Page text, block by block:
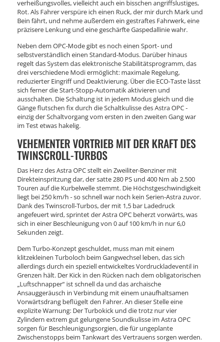
verheißungsvolles, vielleicht auch ein bisschen angriffslustiges,
Rot. Als Fahrer verspüre ich einen Ruck, der mir durch Mark und
Bein fährt, und nehme außerdem ein gestraftes Fahrwerk, eine
präzisere Lenkung und eine geschärfte Gaspedallinie wahr.
Neben dem OPC-Mode gibt es noch einen Sport- und
selbstverständlich einen Standard-Modus. Darüber hinaus
regelt das System das elektronische Stabilitätsprogramm, das
drei verschiedene Modi ermöglicht: maximale Regelung,
reduzierter Eingriff und Deaktivierung. Über die ECO-Taste lässt
sich ferner die Start-Stopp-Automatik aktivieren und
ausschalten. Die Schaltung ist in jedem Modus gleich und die
Gänge flutschen fix durch die Schaltkulisse des Astra OPC -
einzig der Schaltvorgang vom ersten in den zweiten Gang war
im Test etwas hakelig.
VEHEMENTER VORTRIEB MIT DER KRAFT DES
TWINSCROLL-TURBOS
Das Herz des Astra OPC stellt ein Zweiliter-Benziner mit
Direkteinspritzung dar, der satte 280 PS und 400 Nm ab 2.500
Touren auf die Kurbelwelle stemmt. Die Höchstgeschwindigkeit
liegt bei 250 km/h - so schnell war noch kein Serien-Astra zuvor.
Dank des Twinscroll-Turbos, der mit 1,5 bar Ladedruck
angefeuert wird, sprintet der Astra OPC beherzt vorwärts, was
sich in einer Beschleunigung von 0 auf 100 km/h in nur 6,0
Sekunden zeigt.
Dem Turbo-Konzept geschuldet, muss man mit einem
klitzekleinen Turboloch beim Gangwechsel leben, das sich
allerdings durch ein speziell entwickeltes Vordruckladeventil in
Grenzen hält. Der Kick in den Rücken nach dem obligatorischen
„Luftschnapper“ ist schnell da und das archaische
Ansauggeräusch in Verbindung mit einem unaufhaltsamen
Vorwärtsdrang beflügelt den Fahrer. An dieser Stelle eine
explizite Warnung: Der Turbokick und die trotz nur vier
Zylindern extrem gut gelungene Soundkulisse im Astra OPC
sorgen für Beschleunigungsorgien, die für ungeplante
Zwischenstopps beim Tankwart des Vertrauens sorgen werden.